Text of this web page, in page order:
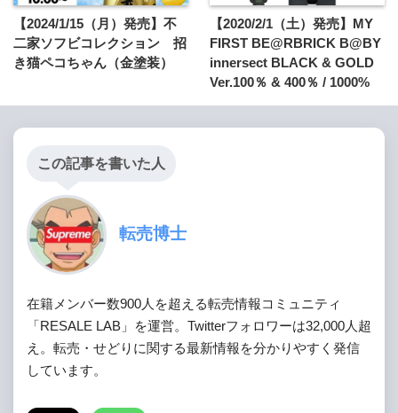
【2024/1/15（月）発売】不
二家ソフビコレクション 招
き猫ペコちゃん（金塗装）
【2020/2/1（土）発売】MY
FIRST BE@RBRICK B@BY
innersect BLACK & GOLD
Ver.100％ & 400％ / 1000%
この記事を書いた人
転売博士
在籍メンバー数900人を超える転売情報コミュニティ
「RESALE LAB」を運営。Twitterフォロワーは32,000人超
え。転売・せどりに関する最新情報を分かりやすく発信
しています。